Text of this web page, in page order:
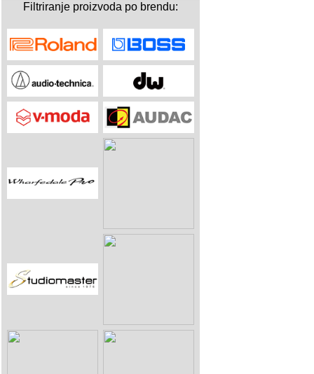
Filtriranje proizvoda po brendu: